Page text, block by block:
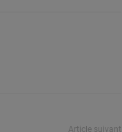
Article suivant